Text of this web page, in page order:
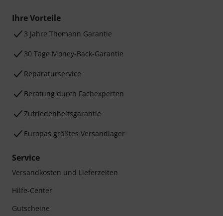
Ihre Vorteile
3 Jahre Thomann Garantie
30 Tage Money-Back-Garantie
Reparaturservice
Beratung durch Fachexperten
Zufriedenheitsgarantie
Europas größtes Versandlager
Service
Versandkosten und Lieferzeiten
Hilfe-Center
Gutscheine